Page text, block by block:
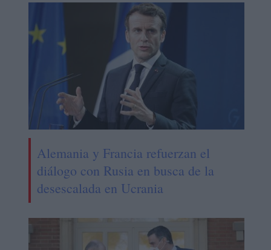
Alemania y Francia refuerzan el
diálogo con Rusia en busca de la
desescalada en Ucrania